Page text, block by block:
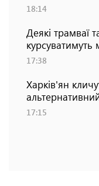
18:14
Деякі трамваї
17:38
Харків'ян
17:15